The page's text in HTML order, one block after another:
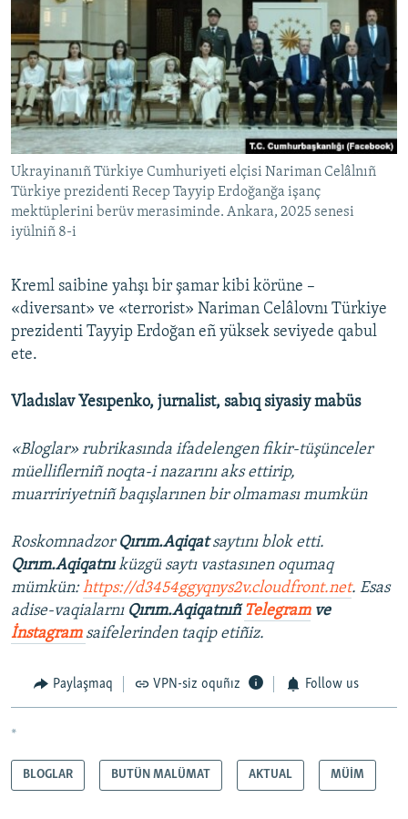
Ukrayinanıñ Türkiye Cumhuriyeti elçisi Nariman Celâlnıñ
Türkiye prezidenti Recep Tayyip Erdoğanğa işanç
mektüplerini berüv merasiminde. Ankara, 2025 senesi
iyülniñ 8-i
Kreml saibine yahşı bir şamar kibi körüne –
«diversant» ve «terrorist» Nariman Celâlovnı Türkiye
prezidenti Tayyip Erdoğan eñ yüksek seviyede qabul
ete.
Vladıslav Yesıpenko, jurnalist, sabıq siyasiy mabüs
«Bloglar» rubrikasında ifadelengen fikir-tüşünceler
müelliflerniñ noqta-i nazarını aks ettirip,
muarririyetniñ baqışlarınen bir olmaması mumkün
Roskomnadzor Qırım.Aqiqatsaytını blok etti.
Qırım.Aqiqatnıküzgü saytı vastasınen oqumaq
mümkün:https://d3454ggyqnys2v.cloudfront.net. Esas
adise-vaqialarnı Qırım.Aqiqatnıñ Telegramve
İnstagram saifelerinden taqip etiñiz.
Paylaşmaq VPN-siz oquñız Follow us
*
BLOGLAR BUTÜN MALÜMAT AKTUAL MÜİM